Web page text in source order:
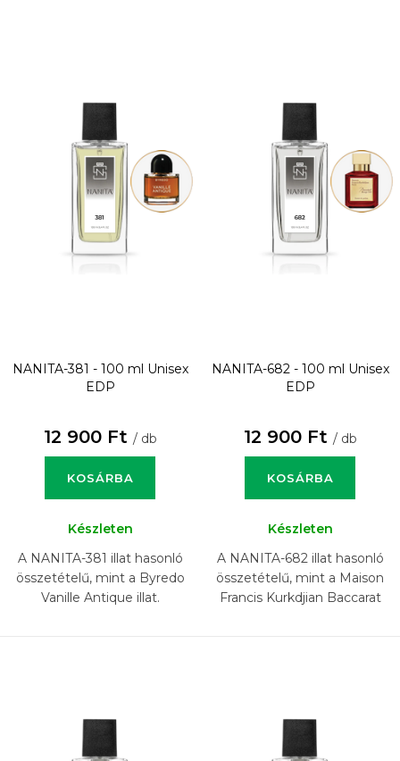
NANITA-381 - 100 ml Unisex
EDP
12 900 Ft / db
KOSÁRBA
Készleten
A NANITA-381 illat hasonló
összetételű, mint a Byredo
Vanille Antique illat.
NANITA-682 - 100 ml Unisex
EDP
12 900 Ft / db
KOSÁRBA
Készleten
A NANITA-682 illat hasonló
összetételű, mint a Maison
Francis Kurkdjian Baccarat